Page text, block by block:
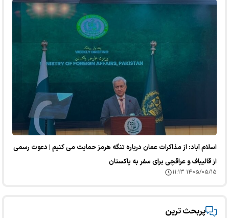
اسلام آباد: از مذاکرات عمان درباره تنگه هرمز حمایت می کنیم | دعوت رسمی
از قالیباف و عراقچی برای سفر به پاکستان
۱۴۰۵/۰۵/۱۵ ۱۱:۱۳
پربحث ترین